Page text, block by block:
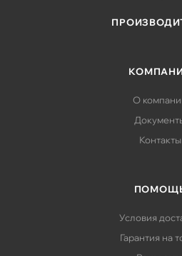
О
Контакты
Условия
Гарантия на